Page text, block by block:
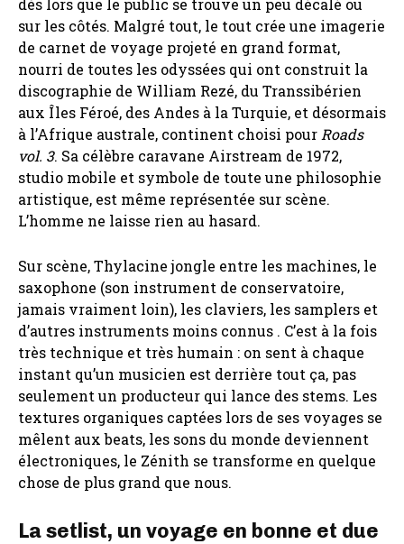
dès lors que le public se trouve un peu décalé ou
sur les côtés. Malgré tout, le tout crée une imagerie
de carnet de voyage projeté en grand format,
nourri de toutes les odyssées qui ont construit la
discographie de William Rezé, du Transsibérien
aux Îles Féroé, des Andes à la Turquie, et désormais
à l’Afrique australe, continent choisi pour Roads
vol. 3. Sa célèbre caravane Airstream de 1972,
studio mobile et symbole de toute une philosophie
artistique, est même représentée sur scène.
L’homme ne laisse rien au hasard.
Sur scène, Thylacine jongle entre les machines, le
saxophone (son instrument de conservatoire,
jamais vraiment loin), les claviers, les samplers et
d’autres instruments moins connus . C’est à la fois
très technique et très humain : on sent à chaque
instant qu’un musicien est derrière tout ça, pas
seulement un producteur qui lance des stems. Les
textures organiques captées lors de ses voyages se
mêlent aux beats, les sons du monde deviennent
électroniques, le Zénith se transforme en quelque
chose de plus grand que nous.
La setlist, un voyage en bonne et due